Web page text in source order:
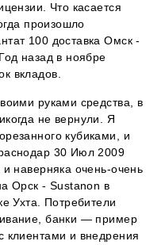
Что касается
произошло
100 доставка Омск -
назад в ноябре
вкладов.
руками средства, в
не вернули. Я
кубиками, и
30 Июл 2009
наверняка очень-очень
Орск - Sustanon в
Ухта. Потребители
банки — пример
клиентами и внедрения